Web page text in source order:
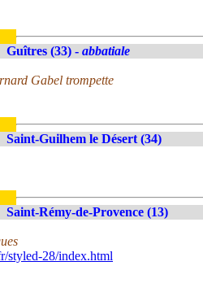
Guîtres (33) - abbatiale
Gabel trompette
Saint-Guilhem le Désert (34)
Saint-Rémy-de-Provence (13)
styled-28/index.html